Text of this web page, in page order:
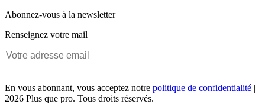
Abonnez-vous à la newsletter
Renseignez votre mail
En vous abonnant, vous acceptez notre politique de confidentialité |
2026 Plus que pro. Tous droits réservés.